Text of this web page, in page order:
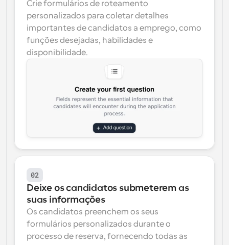
Crie formulários de roteamento
personalizados para coletar detalhes
importantes de candidatos a emprego, como
funções desejadas, habilidades e
disponibilidade.
02
Deixe os candidatos submeterem as
suas informações
Os candidatos preenchem os seus
formulários personalizados durante o
processo de reserva, fornecendo todas as